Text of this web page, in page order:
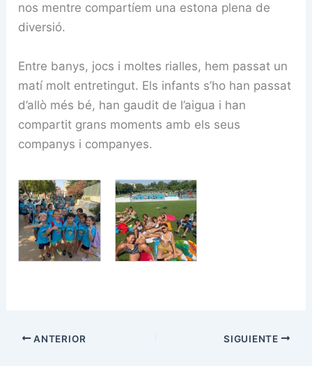
nos mentre compartíem una estona plena de
diversió.
Entre banys, jocs i moltes rialles, hem passat un
matí molt entretingut. Els infants s’ho han passat
d’allò més bé, han gaudit de l’aigua i han
compartit grans moments amb els seus
companys i companyes.
ANTERIOR SIGUIENTE